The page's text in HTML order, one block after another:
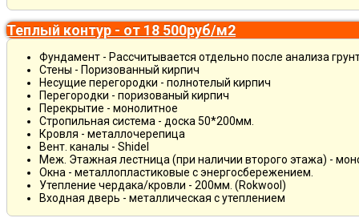
Теплый контур - от 18 500руб/м2
Фундамент - Рассчитывается отдельно после анализа
Стены - Поризованный кирпич
Несущие перегородки - полнотелый кирпич
Перегородки - поризованый кирпич
Перекрытие - монолитное
Стропильная система - доска 50*200мм.
Кровля - металлочерепица
Вент. каналы - Shidel
Меж. Этажная лестница (при наличии второго этажа) -
Окна - металлопластиковые с энергосбережением.
Утепление чердака/кровли - 200мм. (Rokwool)
Входная дверь - металлическая с утеплением